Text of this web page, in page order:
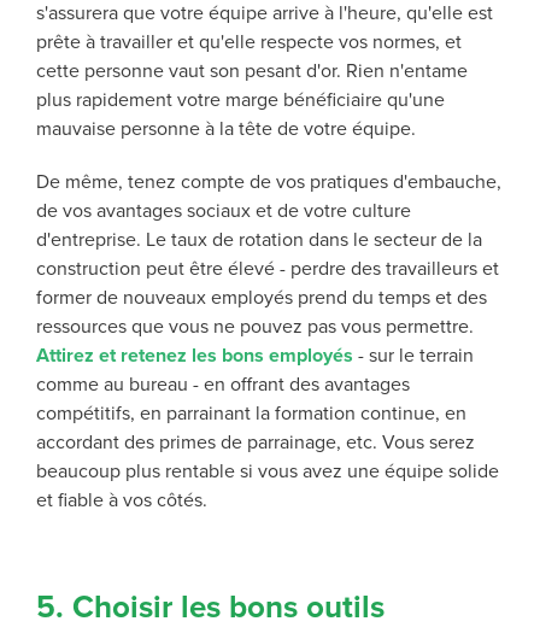
s'assurera que votre équipe arrive à l'heure, qu'elle est
prête à travailler et qu'elle respecte vos normes, et
cette personne vaut son pesant d'or. Rien n'entame
plus rapidement votre marge bénéficiaire qu'une
mauvaise personne à la tête de votre équipe.
De même, tenez compte de vos pratiques d'embauche,
de vos avantages sociaux et de votre culture
d'entreprise. Le taux de rotation dans le secteur de la
construction peut être élevé - perdre des travailleurs et
former de nouveaux employés prend du temps et des
ressources que vous ne pouvez pas vous permettre.
Attirez et retenez les bons employés - sur le terrain
comme au bureau - en offrant des avantages
compétitifs, en parrainant la formation continue, en
accordant des primes de parrainage, etc. Vous serez
beaucoup plus rentable si vous avez une équipe solide
et fiable à vos côtés.
5. Choisir les bons outils